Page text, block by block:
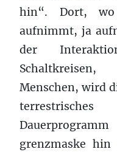
hin“. Dort,
aufnimmt, ja
der
Menschen, wird
grenzmaske